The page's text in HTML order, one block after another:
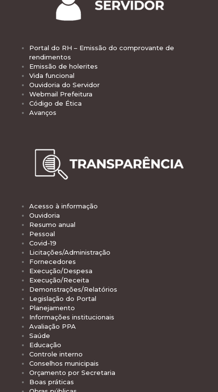
Portal do RH – Emissão do comprovante de
rendimentos
Emissão de holerites
Vida funcional
Ouvidoria do Servidor
Webmail Prefeitura
Código de Ética
Avanços
Acesso à informação
Ouvidoria
Resumo anual
Pessoal
Covid-19
Licitações/Administração
Fornecedores
Execução/Despesa
Execução/Receita
Demonstrações/Relatórios
Legislação do Portal
Planejamento
Informações institucionais
Avaliação PPA
Saúde
Educação
Controle interno
Conselhos municipais
Orçamento por Secretaria
Boas práticas